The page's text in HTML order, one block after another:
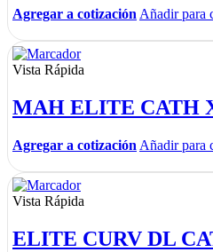
Agregar a cotización Añadir para
Vista Rápida
MAH ELITE CATH
Agregar a cotización Añadir para
Vista Rápida
ELITE CURV DL